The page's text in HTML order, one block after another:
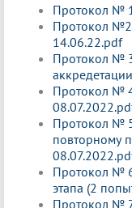
Протокол №
Протокол
14.06.22.pdf
Протокол №
Протокол №
Протокол №
повторному
Протокол №
этапа (2
Протокол №